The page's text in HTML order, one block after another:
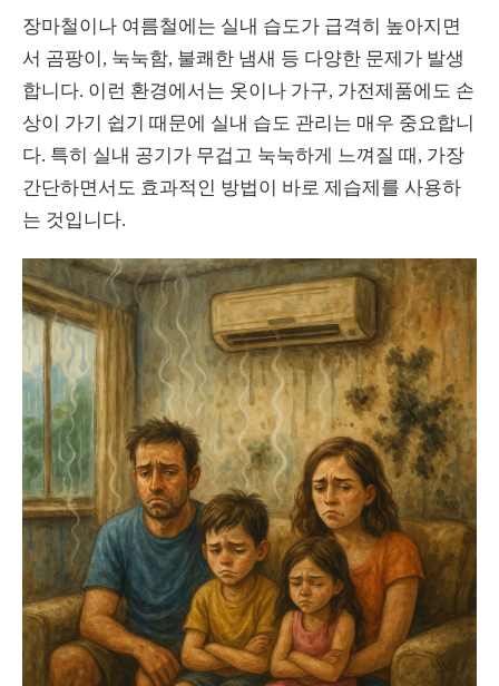
장마철이나 여름철에는 실내 습도가 급격히 높아지면
서 곰팡이, 눅눅함, 불쾌한 냄새 등 다양한 문제가 발생
합니다. 이런 환경에서는 옷이나 가구, 가전제품에도 손
상이 가기 쉽기 때문에 실내 습도 관리는 매우 중요합니
다. 특히 실내 공기가 무겁고 눅눅하게 느껴질 때, 가장
간단하면서도 효과적인 방법이 바로 제습제를 사용하
는 것입니다.